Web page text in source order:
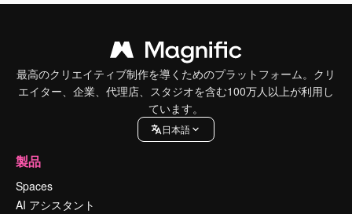
最高のクリエイティブ制作を導くためのプラットフォーム。クリ
エイター、企業、代理店、スタジオを含む100万人以上が利用し
ています。
日本語
製品
Spaces
AI アシスタント